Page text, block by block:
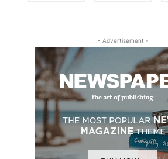
- Advertisement -